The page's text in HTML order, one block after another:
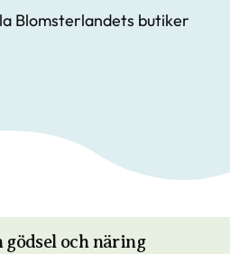
Blomsterlandets butiker
gödsel och näring